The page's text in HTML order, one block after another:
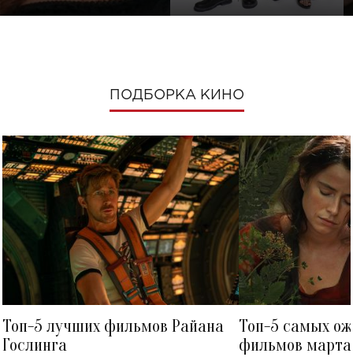
ПОДБОРКА КИНО
Топ-5 лучших фильмов Райана
Гослинга
Топ-5 самых
фильмов